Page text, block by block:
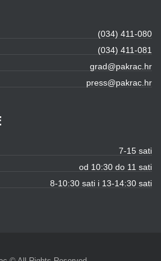
(034) 411-080
(034) 411-081
grad@pakrac.hr
press@pakrac.hr
7-15 sati
od 10:30 do 11 sati
8-10:30 sati i 13-14:30 sati